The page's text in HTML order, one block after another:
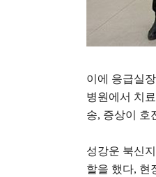
이에 응급실
병원에서 치
송, 증상이 호
성강운 북신
할을 했다, 현